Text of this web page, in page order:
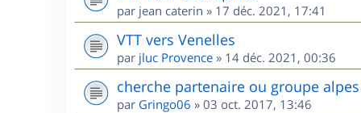
par jean caterin » 17 déc. 2021, 17:41
VTT vers Venelles
par jluc Provence » 14 déc. 2021, 00:36
cherche partenaire ou groupe
par Gringo06 » 03 oct. 2017, 13:46